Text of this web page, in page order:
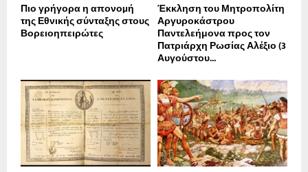
Πιο γρήγορα η απονοµή
της Εθνικής σύνταξης στους
Βορειοηπειρώτες
Έκκληση του Μητροπολίτη
Αργυροκάστρου
Παντελεήμονα προς τον
Πατριάρχη Ρωσίας Αλέξιο (3
Αυγούστου...